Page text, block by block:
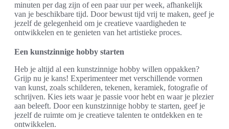
minuten per dag zijn of een paar uur per week, afhankelijk
van je beschikbare tijd. Door bewust tijd vrij te maken, geef je
jezelf de gelegenheid om je creatieve vaardigheden te
ontwikkelen en te genieten van het artistieke proces.
Een kunstzinnige hobby starten
Heb je altijd al een kunstzinnige hobby willen oppakken?
Grijp nu je kans! Experimenteer met verschillende vormen
van kunst, zoals schilderen, tekenen, keramiek, fotografie of
schrijven. Kies iets waar je passie voor hebt en waar je plezier
aan beleeft. Door een kunstzinnige hobby te starten, geef je
jezelf de ruimte om je creatieve talenten te ontdekken en te
ontwikkelen.